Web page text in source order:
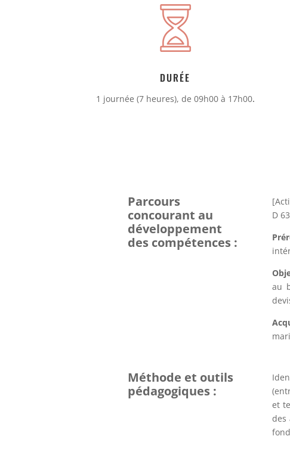
DURÉE
1 journée (7 heures), de 09h00 à 17h00.
Parcours
concourant au
développement
des compétences :
D
au
Méthode et outils
pédagogiques :
et
des